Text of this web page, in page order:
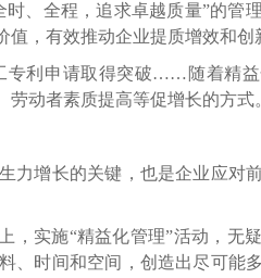
、全程，追求卓越质量”的管
，有效推动企业提质增效和创
利申请取得突破……随着精益
动者素质提高等促增长的方式
增长的关键，也是企业应对
实施“精益化管理”活动，无
、时间和空间，创造出尽可能